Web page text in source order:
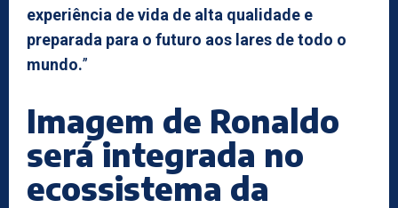
experiência de vida de alta qualidade e
preparada para o futuro aos lares de todo o
mundo.”
Imagem de Ronaldo
será integrada no
ecossistema da